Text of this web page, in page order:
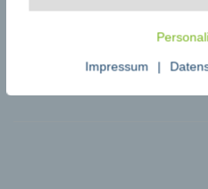
teilen
Die 4 besten iOS-Rollenspiele auf
Impressum |